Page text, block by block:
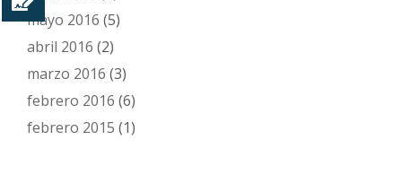
mayo 2016 (5)
abril 2016 (2)
marzo 2016 (3)
febrero 2016 (6)
febrero 2015 (1)